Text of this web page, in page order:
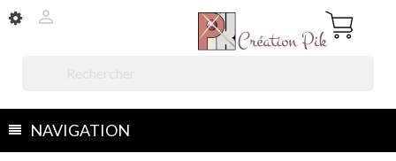


NAVIGATION